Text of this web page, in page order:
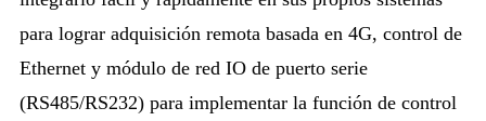
para lograr adquisición remota basada en 4G, control de
Ethernet y módulo de red IO de puerto serie
(RS485/RS232) para implementar la función de control